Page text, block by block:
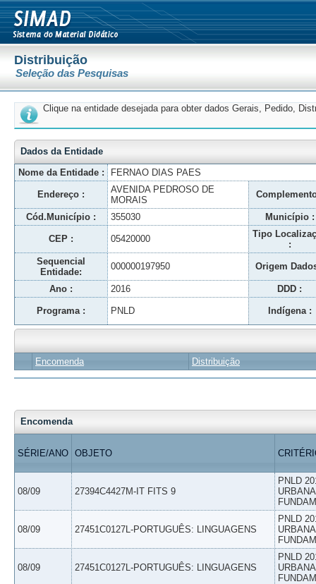
Distribuição
Seleção das Pesquisas
Clique na entidade desejada para obter dados Gerais, Pedido,
Dados da Entidade
Nome da Entidade :
FERNAO DIAS PAES
Endereço :
AVENIDA PEDROSO DE
MORAIS
Cód.Município : 355030 Município :
CEP : 05420000
Tipo
:
Sequencial
Entidade:
000000197950 Origem
Ano : 2016 DDD :
Programa : PNLD Indígena :
Encomenda Distribuição
Encomenda
SÉRIE/ANO OBJETO
08/09 27394C4427M-IT FITS 9
PNLD
08/09 27451C0127L-PORTUGUÊS: LINGUAGENS
PNLD
08/09 27451C0127L-PORTUGUÊS: LINGUAGENS
PNLD